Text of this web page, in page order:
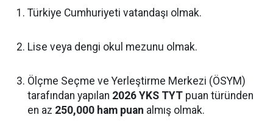
Türkiye Cumhuriyeti vatandaşı olmak.
Lise veya dengi okul mezunu olmak.
Ölçme Seçme ve Yerleştirme Merkezi (ÖSYM)
tarafından yapılan 2026 YKS TYT puan türünden
en az 250,000 ham puan almış olmak.